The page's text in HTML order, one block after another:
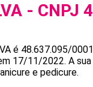
- CNPJ
é 48.637.095/
17/11/2022. A
e pedicure.